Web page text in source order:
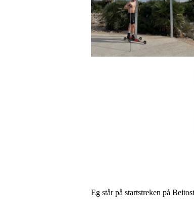
Eg står på startstreken på